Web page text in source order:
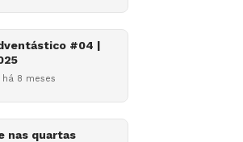
#04 |
há 8 meses
nas quartas